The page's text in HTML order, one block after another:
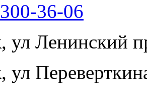
36-06
ул Ленинский
ул